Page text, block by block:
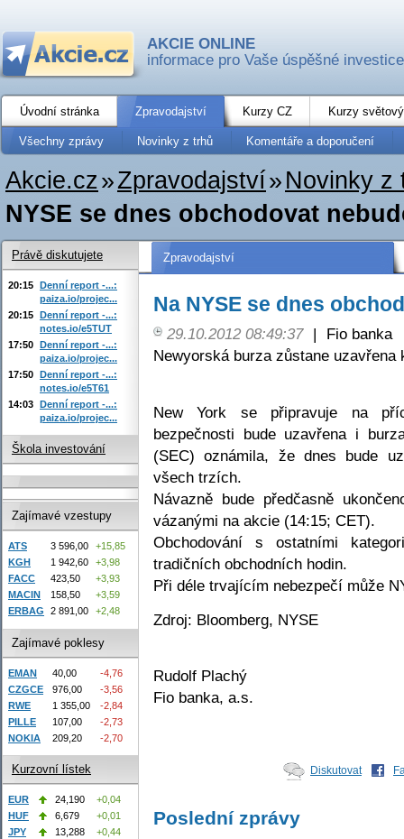
AKCIE ONLINE
informace pro Vaše úspěšné investice
Úvodní stránka Zpravodajství Kurzy CZ Kurzy
Všechny zprávy Novinky z trhů Komentáře a doporučení
Akcie.cz»Zpravodajství» Novinky z
NYSE se dnes obchodovat
Zpravodajství
Na NYSE se dnes
29.10.2012 08:49:37 |
Fio banka
Newyorská burza zůstane uzavřena
New York se připravuje na
bezpečnosti bude uzavřena i
(SEC) oznámila, že dnes bude
všech trzích.
Návazně bude předčasně
vázanými na akcie (14:15; CET).
Obchodování s ostatními
tradičních obchodních hodin.
Při déle trvajícím nebezpečí může
Zdroj: Bloomberg, NYSE
Rudolf Plachý
Fio banka, a.s.
Diskutovat
Poslední zprávy
Právě diskutujete
20:15 Denní report -...:
paiza.io/projec...
20:15 Denní report -...:
notes.io/e5TUT
17:50 Denní report -...:
paiza.io/projec...
17:50 Denní report -...:
notes.io/e5T61
14:03 Denní report -...:
paiza.io/projec...
Škola investování
Zajímavé vzestupy
ATS 3 596,00
+15,85
KGH
1 942,60
+3,98
FACC
423,50
+3,93
MACIN
158,50
+3,59
ERBAG
2 891,00 +2,48
Zajímavé poklesy
EMAN 40,00
-4,76
CZGCE
976,00
-3,56
RWE
1 355,00
-2,84
PILLE
107,00
-2,73
NOKIA
209,20 -2,70
Kurzovní lístek
EUR 24,190
+0,04
HUF
6,679
+0,01
JPY
13,288
+0,44